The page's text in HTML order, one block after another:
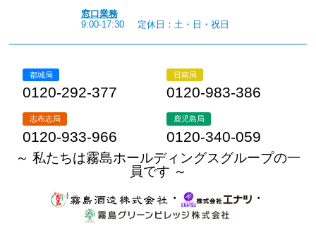
窓口業務
9:00-17:30
定休日：土・日・祝日
都城局
0120-292-377
日南局
0120-983-386
志布志局
0120-933-966
鹿児島局
0120-340-059
～ 私たちは霧島ホールディングスグループの一
員です ～
・
・